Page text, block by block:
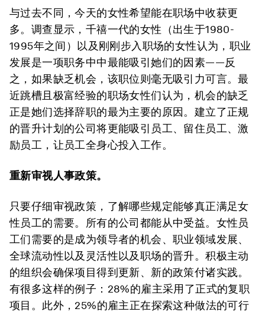
与过去不同，今天的女性希望能在职场中收获更
多。调查显示，千禧一代的女性（出生于1980-
1995年之间）以及刚刚步入职场的女性认为，职业
发展是一项职务中中最能吸引她们的因素——反
之，如果缺乏机会，该职位则毫无吸引力可言。最
近跳槽且极富经验的职场女性们认为，机会的缺乏
正是她们选择辞职的最为主要的原因。建立了正规
的晋升计划的公司将更能吸引员工、留住员工、激
励员工，让员工全身心投入工作。
重新审视人事政策。
只要仔细审视政策，了解哪些规定能够真正满足女
性员工的需要。所有的公司都能从中受益。女性员
工们需要的是成为领导者的机会、职业领域发展、
全球流动性以及灵活性以及职场的晋升。积极主动
的组织会确保项目得到更新、新的政策付诸实践。
有很多这样的例子：28%的雇主采用了正式的复职
项目。此外，25%的雇主正在探索这种做法的可行